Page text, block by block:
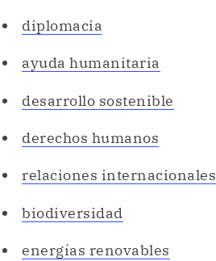
diplomacia
ayuda humanitaria
desarrollo sostenible
derechos humanos
relaciones internacionales
biodiversidad
energías renovables